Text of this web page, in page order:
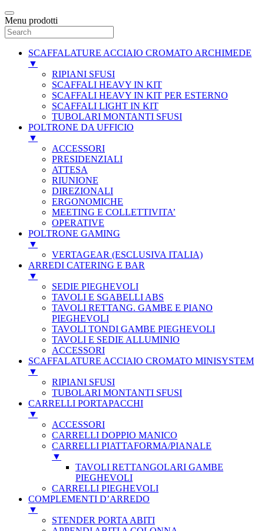
Menu prodotti
SCAFFALATURE ACCIAIO CROMATO ARCHIMEDE
▼
RIPIANI SFUSI
SCAFFALI HEAVY IN KIT
SCAFFALI HEAVY IN KIT PER ESTERNO
SCAFFALI LIGHT IN KIT
TUBOLARI MONTANTI SFUSI
POLTRONE DA UFFICIO
▼
ACCESSORI
PRESIDENZIALI
ATTESA
RIUNIONE
DIREZIONALI
ERGONOMICHE
MEETING E COLLETTIVITA’
OPERATIVE
POLTRONE GAMING
▼
VERTAGEAR (ESCLUSIVA ITALIA)
ARREDI CATERING E BAR
▼
SEDIE PIEGHEVOLI
TAVOLI E SGABELLI ABS
TAVOLI RETTANG. GAMBE E PIANO
PIEGHEVOLI
TAVOLI TONDI GAMBE PIEGHEVOLI
TAVOLI E SEDIE ALLUMINIO
ACCESSORI
SCAFFALATURE ACCIAIO CROMATO MINISYSTEM
▼
RIPIANI SFUSI
TUBOLARI MONTANTI SFUSI
CARRELLI PORTAPACCHI
▼
ACCESSORI
CARRELLI DOPPIO MANICO
CARRELLI PIATTAFORMA/PIANALE
▼
TAVOLI RETTANGOLARI GAMBE
PIEGHEVOLI
CARRELLI PIEGHEVOLI
COMPLEMENTI D’ARREDO
▼
STENDER PORTA ABITI